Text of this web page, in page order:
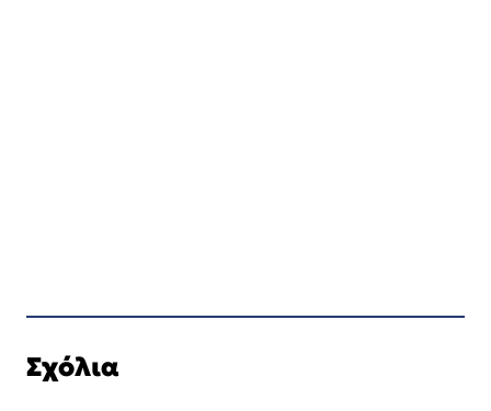
Σχόλια